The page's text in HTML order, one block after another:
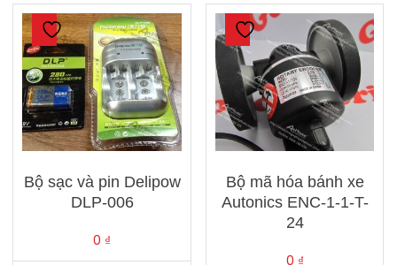
Bộ sạc và pin Delipow
DLP-006
0 ₫
Bộ mã hóa bánh xe
Autonics ENC-1-1-T-
24
0 ₫